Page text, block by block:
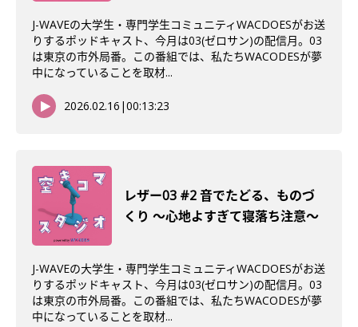
J-WAVEの大学生・専門学生コミュニティWACDOESがお送
りするポッドキャスト、今月は03(ゼロサン)の配信月。03
は東京の市外局番。この番組では、私たちWACODESが夢
中になっていることを取材...
2026.02.16 |00:13:23
レザー03 #2 音でたどる、ものづ
くり 〜心地よすぎて寝落ち注意〜
J-WAVEの大学生・専門学生コミュニティWACDOESがお送
りするポッドキャスト、今月は03(ゼロサン)の配信月。03
は東京の市外局番。この番組では、私たちWACODESが夢
中になっていることを取材...